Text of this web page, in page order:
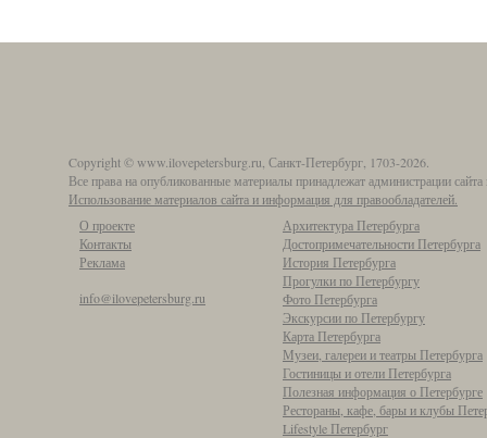
Copyright © www.ilovepetersburg.ru, Санкт-Петербург, 1703-2026.
Все права на опубликованные материалы принадлежат администрации
Использование материалов сайта и информация для правообладателей.
О проекте
Контакты
Реклама
info@ilovepetersburg.ru
Архитектура Петербурга
Достопримечательности Петербурга
История Петербурга
Прогулки по Петербургу
Фото Петербурга
Экскурсии по Петербургу
Карта Петербурга
Музеи, галереи и театры Петербурга
Гостиницы и отели Петербурга
Полезная информация о Петербурге
Рестораны, кафе, бары и клубы
Lifestyle Петербург